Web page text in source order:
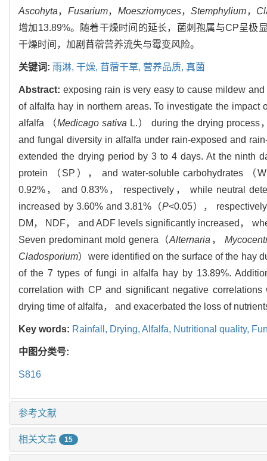
Ascohyta， Fusarium， Moesziomyces，Stemphylium，
增加13.89%。随着干燥时间的延长，菌刺孢属与CP呈极
干燥时间，加剧苜蓿营养流失与霉变风险。
关键词: 雨淋, 干燥, 苜蓿干草, 营养品质, 真菌
Abstract: exposing rain is very easy to cause mildew
of alfalfa hay in northern areas. To investigate the
alfalfa （Medicago sativa L.） during the drying process
and fungal diversity in alfalfa under rain-exposed and
extended the drying period by 3 to 4 days. At the ninth
protein （SP）， and water-soluble carbohydrates （
0.92%， and 0.83%， respectively， while neutral
increased by 3.60% and 3.81%（P<0.05），
DM， NDF， and ADF levels significantly increased，
Seven predominant mold genera（Alternaria ，
Cladosporium）were identified on the surface of the hay
of the 7 types of fungi in alfalfa hay by 13.89%.
correlation with CP and significant negative
drying time of alfalfa， and exacerbated the loss of
Key words: Rainfall, Drying, Alfalfa, Nutritional quality,
中图分类号:
S816
参考文献
相关文章 15